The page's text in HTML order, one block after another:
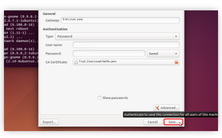
il-nfx.trust.zone
Trust.Zone-Israel-Netflix.pem